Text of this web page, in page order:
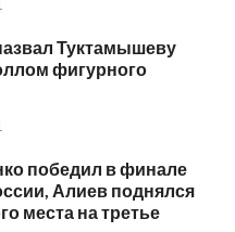
Туктамышеву
фигурного
победил в финале
Алиев поднялся
места на третье